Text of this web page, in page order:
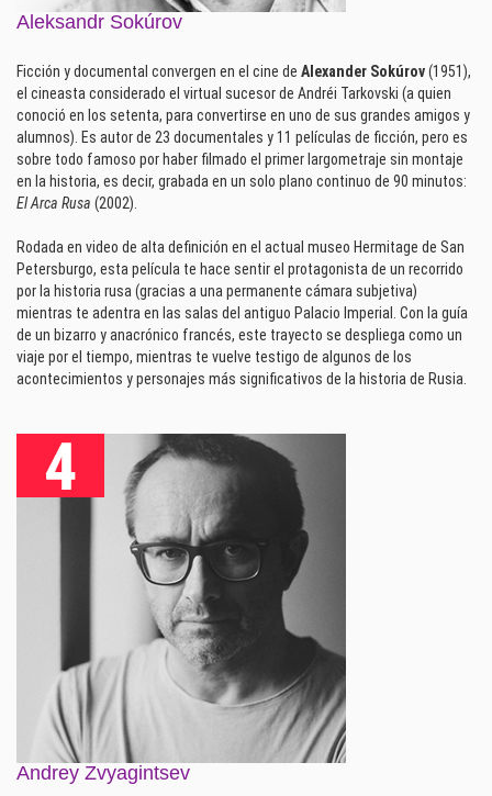
Aleksandr Sokúrov
Ficción y documental convergen en el cine de Alexander Sokúrov(1951),
el cineasta considerado el virtual sucesor de Andréi Tarkovski (a quien
conoció en los setenta, para convertirse en uno de sus grandes amigos y
alumnos). Es autor de 23 documentales y 11 películas de ficción, pero es
sobre todo famoso por haber filmado el primer largometraje sin montaje
en la historia, es decir, grabada en un solo plano continuo de 90 minutos:
El Arca Rusa (2002).
Rodada en video de alta definición en el actual museo Hermitage de San
Petersburgo, esta película te hace sentir el protagonista de un recorrido
por la historia rusa (gracias a una permanente cámara subjetiva)
mientras te adentra en las salas del antiguo Palacio Imperial. Con la guía
de un bizarro y anacrónico francés, este trayecto se despliega como un
viaje por el tiempo, mientras te vuelve testigo de algunos de los
acontecimientos y personajes más significativos de la historia de Rusia.
Andrey Zvyagintsev